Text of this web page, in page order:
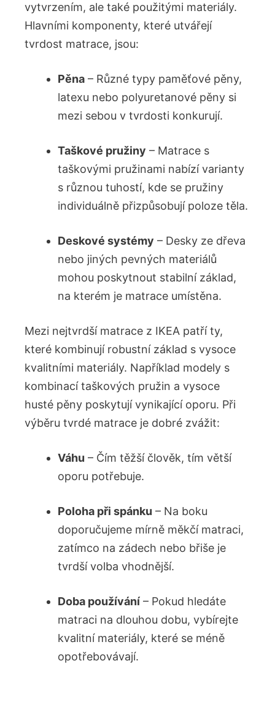
vytvrzením, ale také použitými materiály.
Hlavními komponenty, ⁢které ​utvářejí
tvrdost matrace,‍ jsou:
Pěna – ⁤Různé typy paměťové ⁢pěny,
latexu nebo polyuretanové pěny si
mezi sebou v tvrdosti konkurují.
Taškové pružiny – Matrace s
taškovými pružinami nabízí varianty
s různou tuhostí, kde se pružiny
individuálně přizpůsobují poloze ​těla.
Deskové systémy – Desky ze dřeva⁤
nebo jiných pevných materiálů
mohou poskytnout stabilní základ,
na kterém ⁢je matrace ‍umístěna.
Mezi nejtvrdší ⁣matrace z IKEA patří ty,
které kombinují​ robustní ‍základ s⁤ vysoce
kvalitními materiály. Například‌ modely s
kombinací taškových pružin a vysoce
husté pěny poskytují vynikající oporu. Při
výběru tvrdé matrace je dobré zvážit:
Váhu – Čím těžší člověk, tím větší
oporu potřebuje.
Poloha při spánku – Na boku
doporučujeme mírně měkčí matraci,
zatímco na zádech nebo břiše​ je
tvrdší volba vhodnější.
Doba používání – Pokud hledáte
⁣matraci na dlouhou dobu, vybírejte
kvalitní materiály,‍ které se méně
opotřebovávají.